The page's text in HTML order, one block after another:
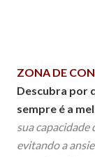
ZONA DE
Descubra por
sempre é a
sua capacidade
evitando a